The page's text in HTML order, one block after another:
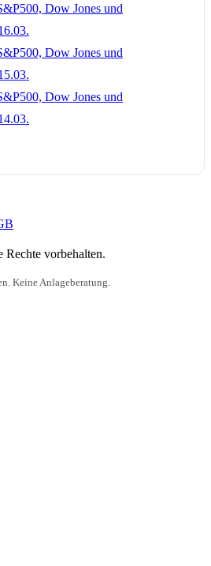
Dow Jones und
Dow Jones und
Dow Jones und
vorbehalten.
Keine Anlageberatung.